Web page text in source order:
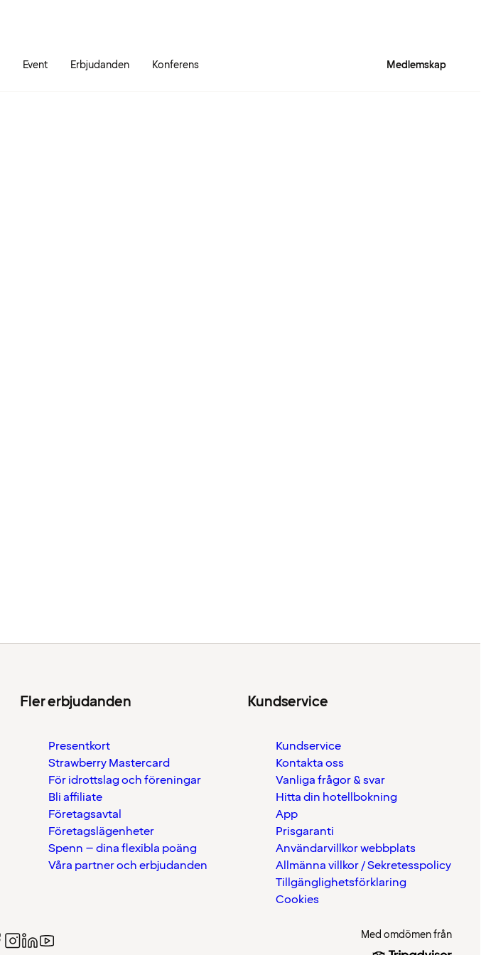
Event Erbjudanden Konferens Medlemskap
Fler erbjudanden
Presentkort
Strawberry Mastercard
För idrottslag och föreningar
Bli affiliate
Företagsavtal
Företagslägenheter
Spenn – dina flexibla poäng
Våra partner och erbjudanden
Kundservice
Kundservice
Kontakta oss
Vanliga frågor & svar
Hitta din hotellbokning
App
Prisgaranti
Användarvillkor webbplats
Allmänna villkor / Sekretesspolicy
Tillgänglighetsförklaring
Cookies
Med omdömen från